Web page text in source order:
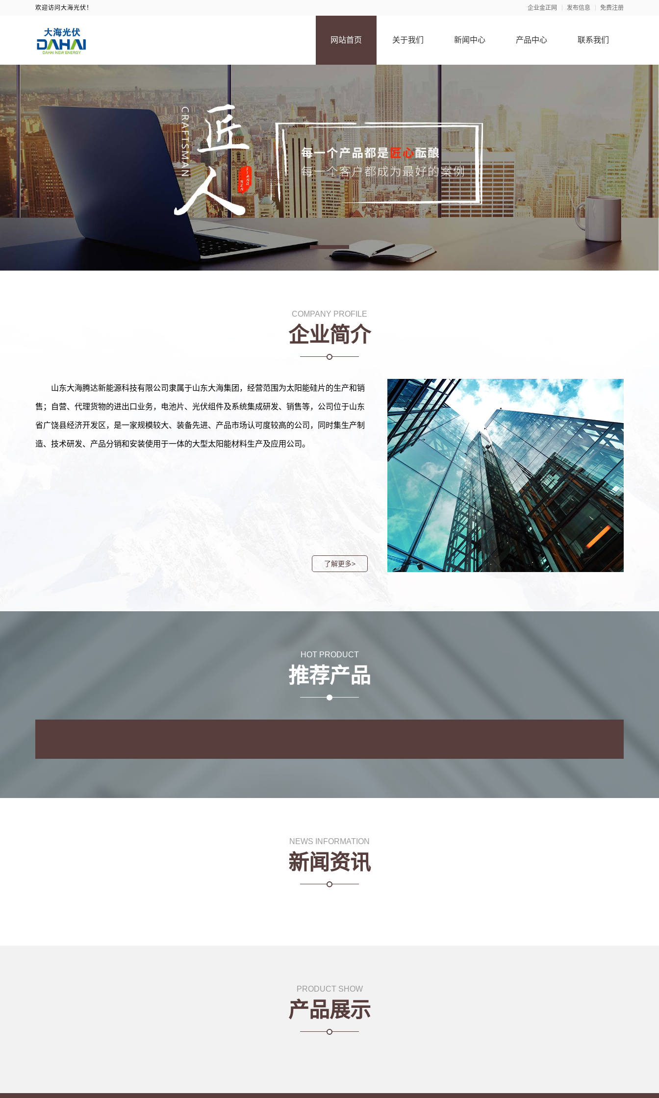
欢迎访问大海光伏！ 企业金正网 发布信息 免费注册
网站首页 关于我们 新闻中心 产品中心 联系我们
COMPANY PROFILE
企业简介
山东大海腾达新能源科技有限公司隶属于山东大海集团，经营范围为太阳能硅片的生产和销
售；自营、代理货物的进出口业务，电池片、光伏组件及系统集成研发、销售等，公司位于山东
省广饶县经济开发区，是一家规模较大、装备先进、产品市场认可度较高的公司，同时集生产制
造、技术研发、产品分销和安装使用于一体的大型太阳能材料生产及应用公司。
了解更多>
HOT PRODUCT
推荐产品
NEWS INFORMATION
新闻资讯
PRODUCT SHOW
产品展示